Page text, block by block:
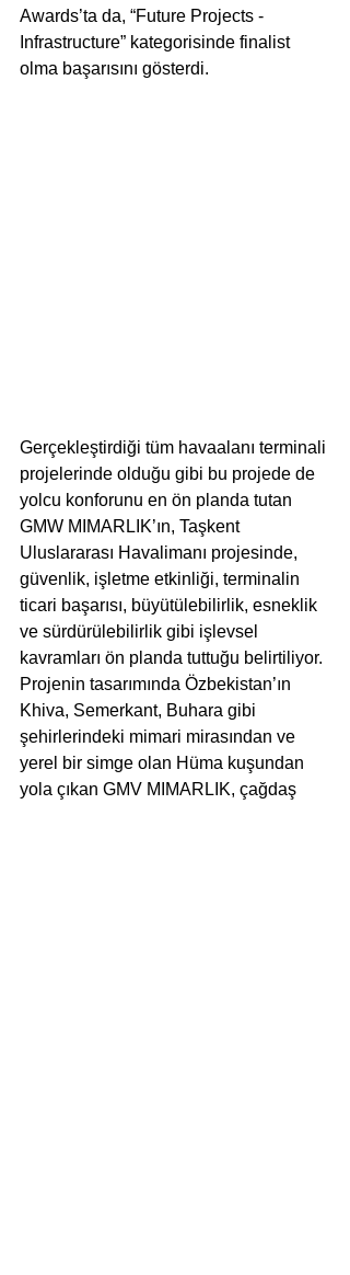
Awards’ta da, “Future Projects -
Infrastructure” kategorisinde finalist
olma başarısını gösterdi.
Gerçekleştirdiği tüm havaalanı terminali
projelerinde olduğu gibi bu projede de
yolcu konforunu en ön planda tutan
GMW MIMARLIK’ın, Taşkent
Uluslararası Havalimanı projesinde,
güvenlik, işletme etkinliği, terminalin
ticari başarısı, büyütülebilirlik, esneklik
ve sürdürülebilirlik gibi işlevsel
kavramları ön planda tuttuğu belirtiliyor.
Projenin tasarımında Özbekistan’ın
Khiva, Semerkant, Buhara gibi
şehirlerindeki mimari mirasından ve
yerel bir simge olan Hüma kuşundan
yola çıkan GMV MIMARLIK, çağdaş